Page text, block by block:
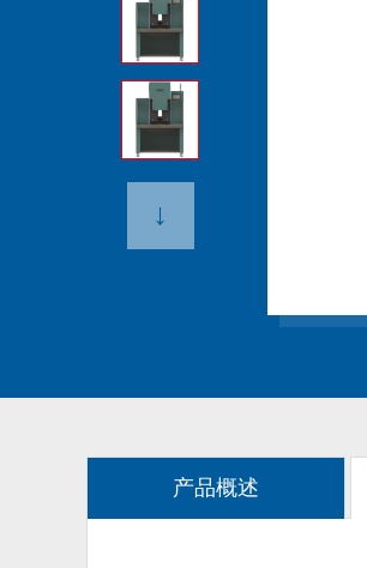
↓
产品概述